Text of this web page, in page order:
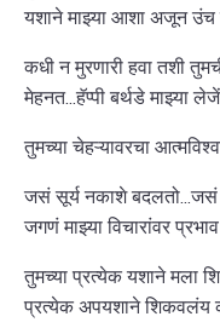
यशाने माझ्या आशा अजून उंच
कधी न मुरणारी हवा तशी
मेहनत...हॅप्पी बर्थडे माझ्या
तुमच्या चेहऱ्यावरचा
जसं सूर्य नकाशे
जगणं माझ्या विचारांवर
तुमच्या प्रत्येक यशाने मला
प्रत्येक अपयशाने शिकवलंय